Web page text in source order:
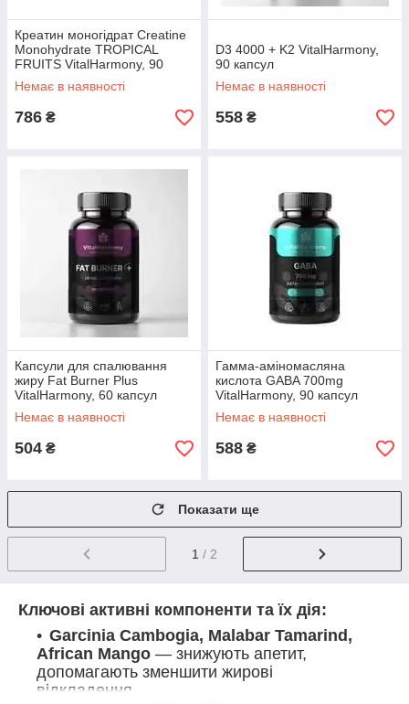
Креатин моногідрат Creatine
Monohydrate TROPICAL
FRUITS VitalHarmony, 90
капсул
Немає в наявності
786 ₴
D3 4000 + K2 VitalHarmony,
90 капсул
Немає в наявності
558 ₴
Капсули для спалювання
жиру Fat Burner Plus
VitalHarmony, 60 капсул
Немає в наявності
504 ₴
Гамма-аміномасляна
кислота GABA 700mg
VitalHarmony, 90 капсул
Немає в наявності
588 ₴
Показати ще
1 / 2
Ключові активні компоненти та їх дія:
Garcinia Cambogia, Malabar Tamarind,
African Mango — знижують апетит,
допомагають зменшити жирові
відкладення.